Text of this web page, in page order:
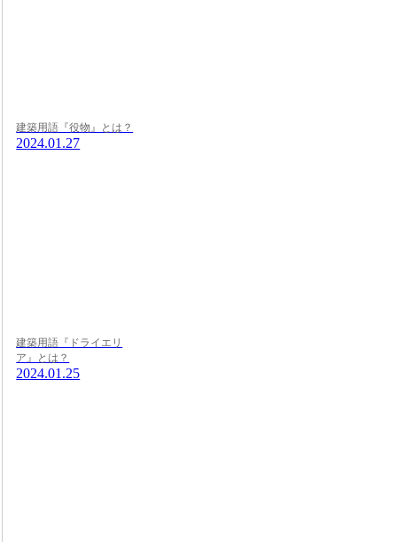
建築用語『役物』とは？
2024.01.27
建築用語『ドライエリ
ア』とは？
2024.01.25